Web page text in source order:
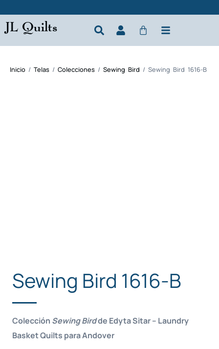
JL Quilts
Inicio / Telas / Colecciones / Sewing Bird / Sewing Bird 1616-B
Sewing Bird 1616-B
Colección Sewing Birdde Edyta Sitar – Laundry
Basket Quilts para Andover